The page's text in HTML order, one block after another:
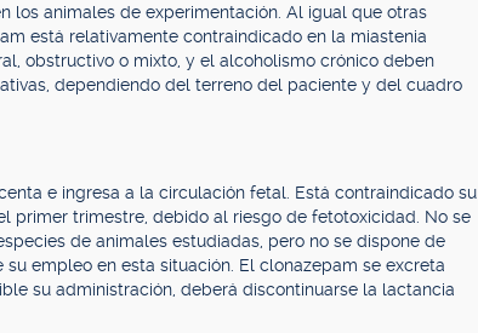
los animales de experimentación. Al igual que otras
está relativamente contraindicado en la miastenia
obstructivo o mixto, y el alcoholismo crónico deben
dependiendo del terreno del paciente y del cuadro
e ingresa a la circulación fetal. Está contraindicado su
primer trimestre, debido al riesgo de fetotoxicidad. No se
de animales estudiadas, pero no se dispone de
empleo en esta situación. El clonazepam se excreta
su administración, deberá discontinuarse la lactancia